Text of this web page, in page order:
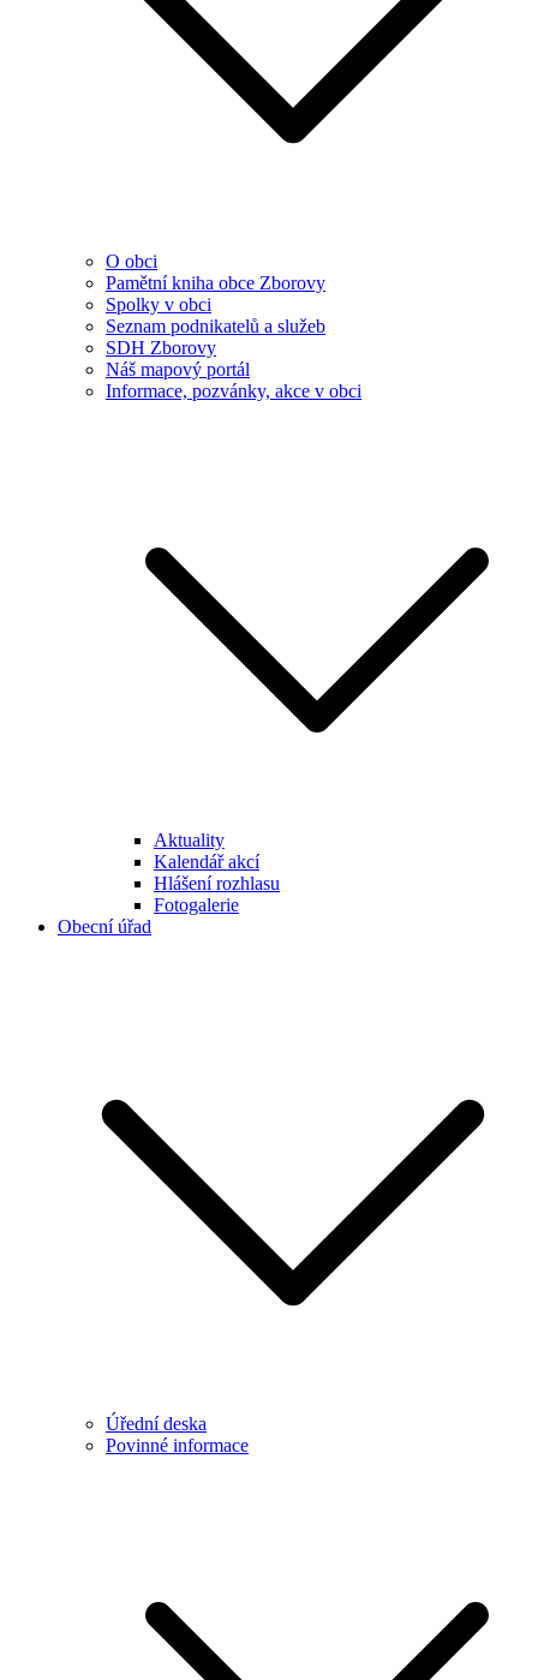
O obci
Pamětní kniha obce Zborovy
Spolky v obci
Seznam podnikatelů a služeb
SDH Zborovy
Náš mapový portál
Informace, pozvánky, akce v obci
Aktuality
Kalendář akcí
Hlášení rozhlasu
Fotogalerie
Obecní úřad
Úřední deska
Povinné informace